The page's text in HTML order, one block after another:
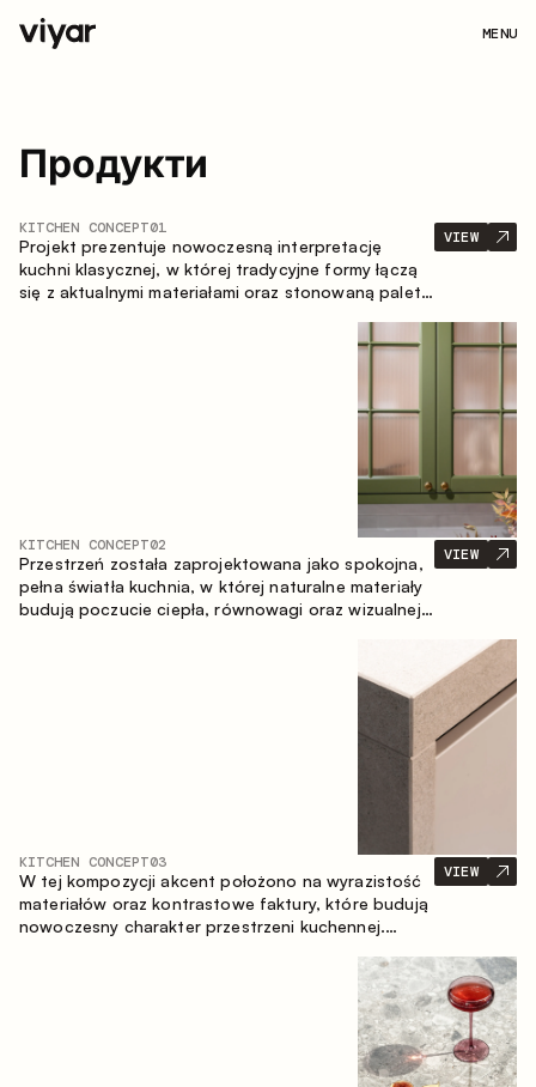
MENU
Продукти
KITCHEN CONCEPT01
Projekt prezentuje nowoczesną interpretację
kuchni klasycznej, w której tradycyjne formy łączą
się z aktualnymi materiałami oraz stonowaną paletą
kompozycja zabudowy tworzy komfortową i
VIEW
KITCHEN CONCEPT02
Przestrzeń została zaprojektowana jako spokojna,
pełna światła kuchnia, w której naturalne materiały
budują poczucie ciepła, równowagi oraz wizualnej
VIEW
KITCHEN CONCEPT03
W tej kompozycji akcent położono na wyrazistość
materiałów oraz kontrastowe faktury, które budują
nowoczesny charakter przestrzeni kuchennej.
nasyconą, taktylną kompozycję, w której każdy
VIEW